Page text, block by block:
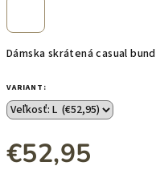
Dámska skrátená casual
VARIANT:
€52,95